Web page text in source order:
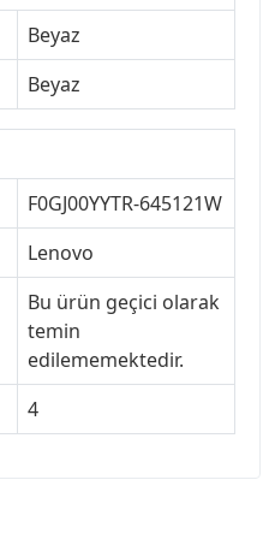
Beyaz
Beyaz
F0GJ00YYTR-645121W
Lenovo
Bu ürün geçici olarak
temin
edilememektedir.
4